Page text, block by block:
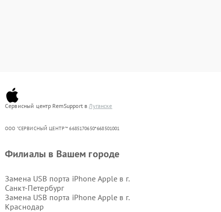
Сервисный центр RemSupport вЛуганске
ООО "СЕРВИСНЫЙ ЦЕНТР"* 6685170650*668501001
Филиалы в Вашем городе
Замена USB порта iPhone Apple в г.
Санкт-Петербург
Замена USB порта iPhone Apple в г.
Краснодар